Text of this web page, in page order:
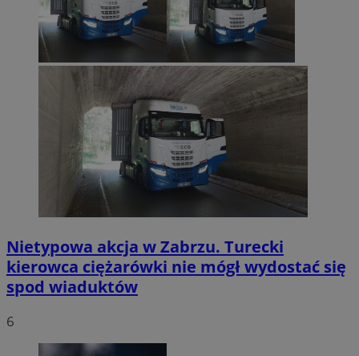
Nietypowa akcja w Zabrzu. Turecki
kierowca ciężarówki nie mógł wydostać się
spod wiaduktów
6